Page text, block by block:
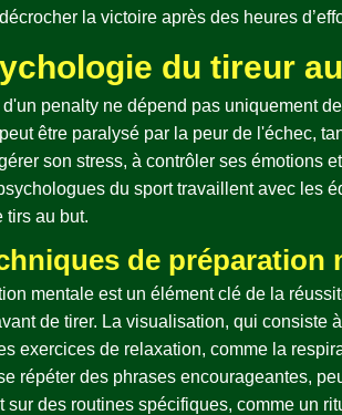
la victoire après des heures
du tireur
d'un penalty ne dépend pas uniquement
être paralysé par la peur de l'échec,
son stress, à contrôler ses émotions
du sport travaillent avec les
tirs au but.
de préparation
mentale est un élément clé de la
de tirer. La visualisation, qui consiste
exercices de relaxation, comme la
répéter des phrases encourageantes,
sur des routines spécifiques, comme un